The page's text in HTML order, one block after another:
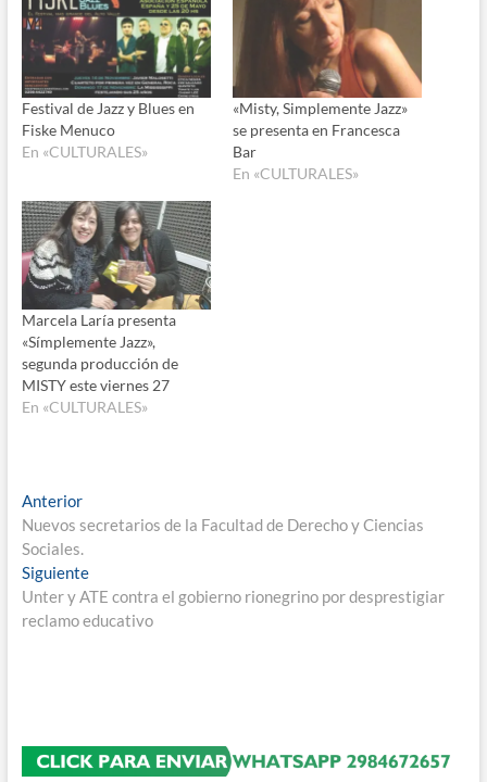
Festival de Jazz y Blues en
Fiske Menuco
En «CULTURALES»
«Misty, Simplemente Jazz»
se presenta en Francesca
Bar
En «CULTURALES»
Marcela Laría presenta
«Símplemente Jazz»,
segunda producción de
MISTY este viernes 27
En «CULTURALES»
Navegación
de
entradas
AnteriorEntrada
anterior:
Nuevos secretarios de la Facultad de Derecho y Ciencias
Sociales.
SiguienteEntrada
siguiente:
Unter y ATE contra el gobierno rionegrino por desprestigiar
reclamo educativo